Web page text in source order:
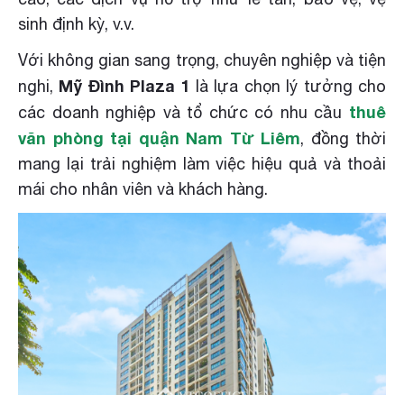
sinh định kỳ, v.v.
Với không gian sang trọng, chuyên nghiệp và tiện
nghi, Mỹ Đình Plaza 1 là lựa chọn lý tưởng cho
các doanh nghiệp và tổ chức có nhu cầu thuê
văn phòng tại quận Nam Từ Liêm, đồng thời
mang lại trải nghiệm làm việc hiệu quả và thoải
mái cho nhân viên và khách hàng.